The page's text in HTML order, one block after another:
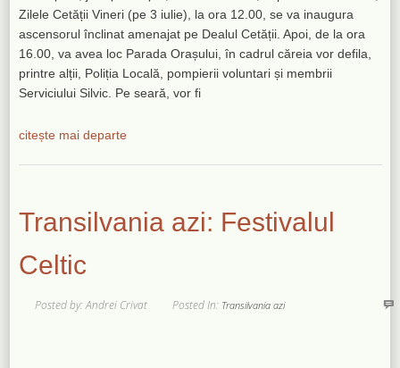
Zilele Cetății Vineri (pe 3 iulie), la ora 12.00, se va inaugura
ascensorul înclinat amenajat pe Dealul Cetății. Apoi, de la ora
16.00, va avea loc Parada Orașului, în cadrul căreia vor defila,
printre alții, Poliția Locală, pompierii voluntari și membrii
Serviciului Silvic. Pe seară, vor fi
citește mai departe
Transilvania azi: Festivalul
Celtic
Posted by: Andrei Crivat Posted In: Transilvania azi